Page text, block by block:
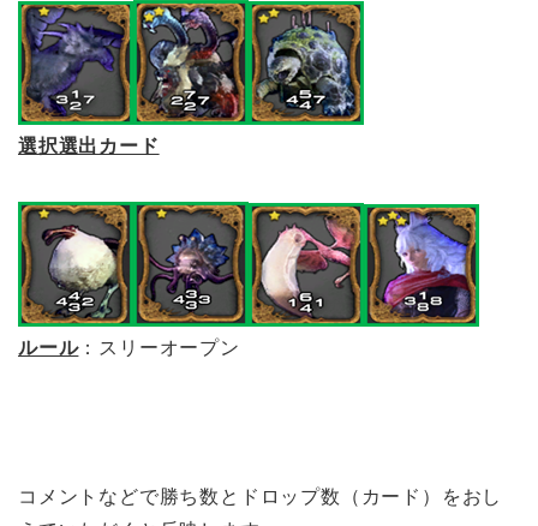
選択選出カード
ルール：スリーオープン
コメントなどで勝ち数とドロップ数（カード）をおし